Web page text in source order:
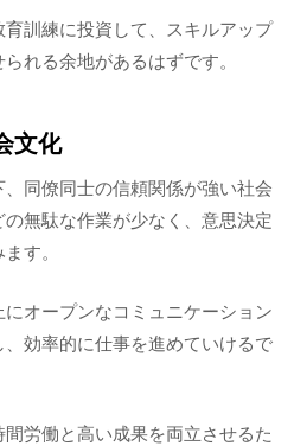
訓練に投資して、スキルアップ
れる余地があるはずです。
文化
同僚同士の信頼関係が強い社会
無駄な作業が少なく、意思決定
す。
オープンなコミュニケーション
効率的に仕事を進めていけるで
労働と高い成果を両立させるた